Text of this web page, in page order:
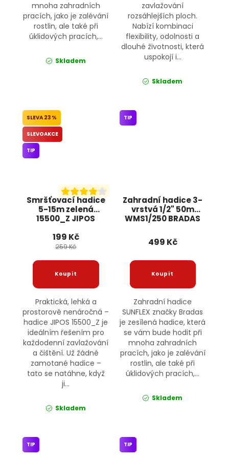
mnoha zahradních
pracích, jako je zalévání
rostlin, ale také při
úklidových pracích,...
Skladem
zavlažování
rozsáhlejších ploch.
Nabízí kombinaci
flexibility, odolnosti a
dlouhé životnosti, která
uspokojí i...
Skladem
Smršťovací hadice
5-15m zelená
15500_Z JIPOS
23 %
SLEVOAKCE
TIP
199 Kč
259 Kč
Praktická, lehká a
prostorově nenáročná –
hadice JIPOS 15500_Z je
ideálním řešením pro
každodenní zavlažování
a čištění. Už žádné
zamotané hadice –
tato se natáhne, když
ji...
Skladem
Zahradní hadice 3-
vrstvá 1/2" 50m
WMS1/250 BRADAS
TIP
499 Kč
Zahradní hadice
SUNFLEX značky Bradas
je zesílená hadice, která
se vám bude hodit při
mnoha zahradních
pracích, jako je zalévání
rostlin, ale také při
úklidových pracích,...
Skladem
TIP TIP